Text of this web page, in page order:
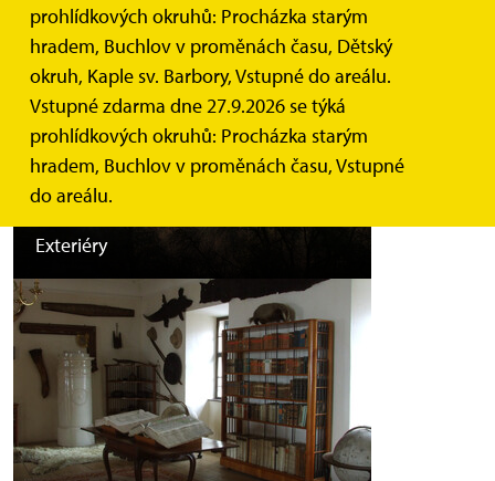
prohlídkových okruhů: Procházka starým
hradem, Buchlov v proměnách času, Dětský
okruh, Kaple sv. Barbory, Vstupné do areálu.
Vstupné zdarma dne 27.9.2026 se týká
prohlídkových okruhů: Procházka starým
hradem, Buchlov v proměnách času, Vstupné
do areálu.
Exteriéry